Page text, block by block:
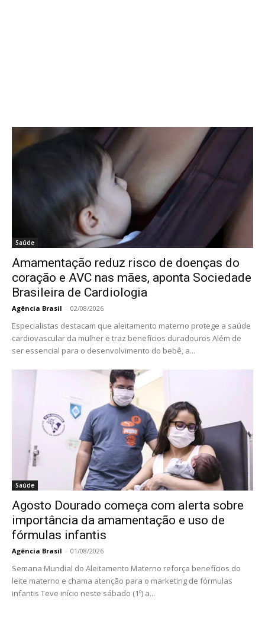
Saúde
Amamentação reduz risco de doenças do
coração e AVC nas mães, aponta Sociedade
Brasileira de Cardiologia
Agência Brasil - 02/08/2026
Especialistas destacam que aleitamento materno protege a saúde
cardiovascular da mulher e traz benefícios duradouros Além de
ser essencial para o desenvolvimento do bebê, a...
Saúde
Agosto Dourado começa com alerta sobre
importância da amamentação e uso de
fórmulas infantis
Agência Brasil - 01/08/2026
Semana Mundial do Aleitamento Materno reforça benefícios do
leite materno e chama atenção para o marketing de fórmulas
infantis Teve início neste sábado (1º) a...